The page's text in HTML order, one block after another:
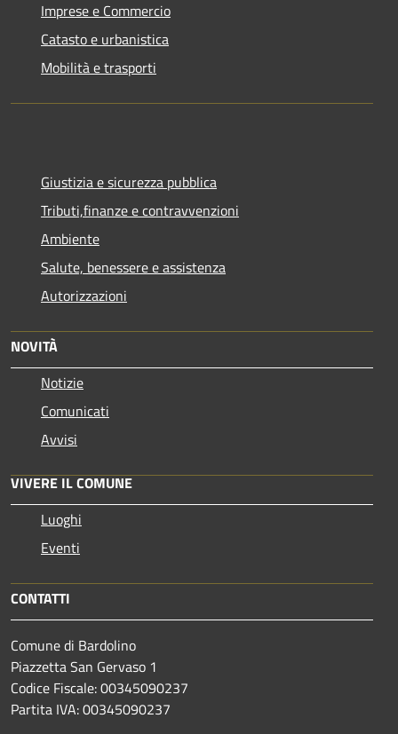
Imprese e Commercio
Catasto e urbanistica
Mobilità e trasporti
Giustizia e sicurezza pubblica
Tributi,finanze e contravvenzioni
Ambiente
Salute, benessere e assistenza
Autorizzazioni
NOVITÀ
Notizie
Comunicati
Avvisi
VIVERE IL COMUNE
Luoghi
Eventi
CONTATTI
Comune di Bardolino
Piazzetta San Gervaso 1
Codice Fiscale: 00345090237
Partita IVA: 00345090237